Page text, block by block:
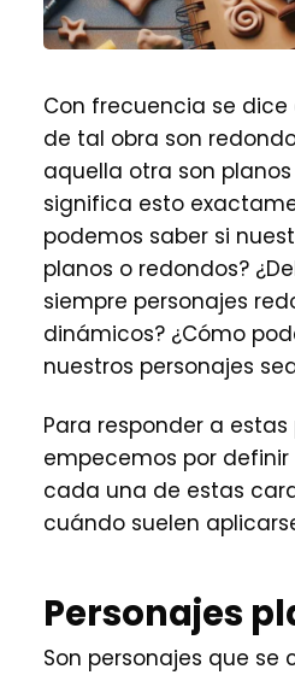
Con frecuencia se dice
de tal obra son
aquella otra son planos
significa esto
podemos saber si
planos o redondos?
siempre personajes
dinámicos? ¿Cómo
nuestros personajes
Para responder a
empecemos por
cada una de estas
cuándo suelen
Personajes
Son personajes que se